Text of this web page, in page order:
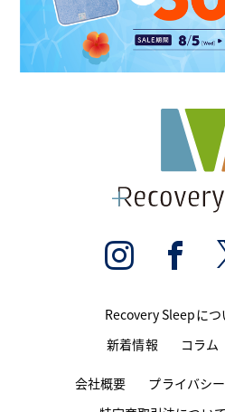
Recovery Sleepにつ
新着情報
コラム
会社概要 プライバシ